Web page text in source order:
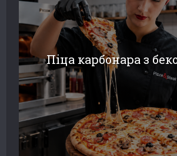
Піца карбонара з